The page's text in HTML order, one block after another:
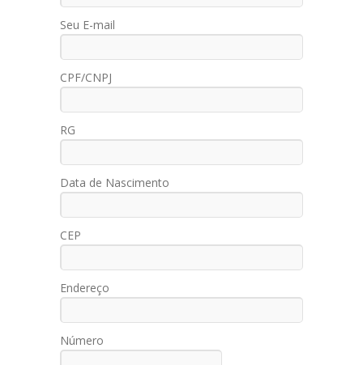
Seu E-mail
CPF/CNPJ
RG
Data de Nascimento
CEP
Endereço
Número